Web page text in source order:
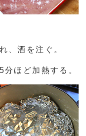
、酒を注ぐ。
ほど加熱する。